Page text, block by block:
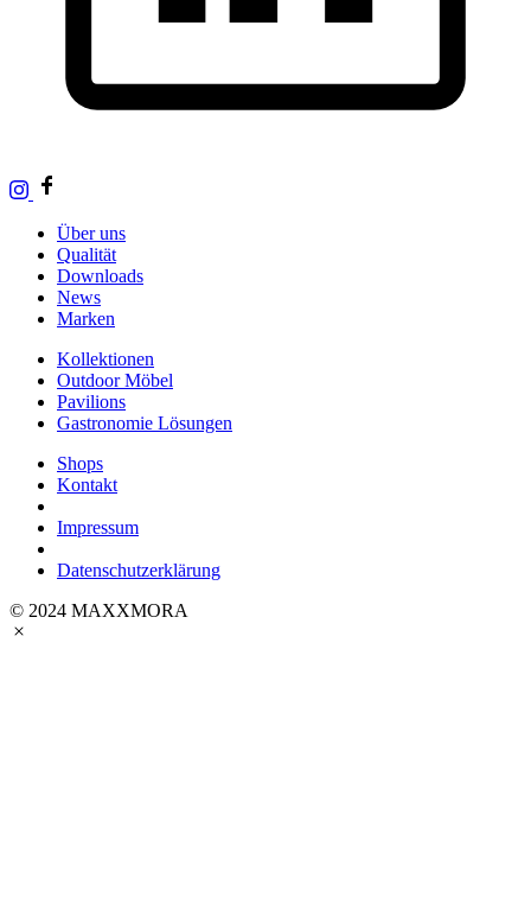
Über uns
Qualität
Downloads
News
Marken
Kollektionen
Outdoor Möbel
Pavilions
Gastronomie Lösungen
Shops
Kontakt
Impressum
Datenschutzerklärung
© 2024 MAXXMORA